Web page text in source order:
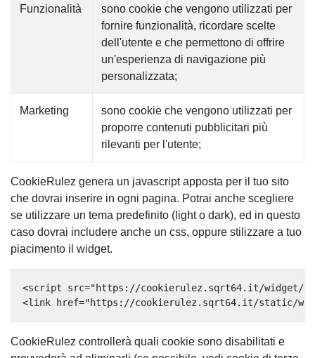
Funzionalità
sono cookie che vengono utilizzati per
fornire funzionalità, ricordare scelte
dell'utente e che permettono di offrire
un'esperienza di navigazione più
personalizzata;
Marketing
sono cookie che vengono utilizzati per
proporre contenuti pubblicitari più
rilevanti per l'utente;
CookieRulez genera un javascript apposta per il tuo sito
che dovrai inserire in ogni pagina. Potrai anche scegliere
se utilizzare un tema predefinito (light o dark), ed in questo
caso dovrai includere anche un css, oppure stilizzare a tuo
piacimento il widget.
<script src="https://cookierulez.sqrt64.it/widget/
CookieRulez controllerà quali cookie sono disabilitati e